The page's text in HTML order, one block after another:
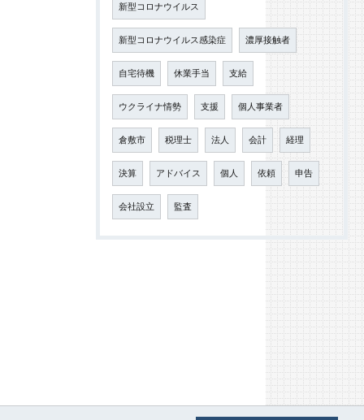
新型コロナウイルス
新型コロナウイルス感染症 濃厚接触者
自宅待機 休業手当 支給
ウクライナ情勢 支援 個人事業者
倉敷市 税理士 法人 会計 経理
決算 アドバイス 個人 依頼 申告
会社設立 監査